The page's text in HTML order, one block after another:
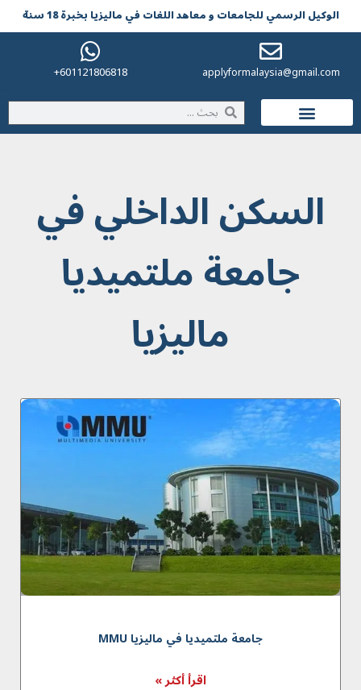
الوکیل الرسمي للجامعات و معاهد اللغات في مالیزیا بخبرة 18 سنة
applyformalaysia@gmail.com
601121806818+
السكن الداخلي في
جامعة ملتميديا
ماليزيا
جامعة ملتميديا في ماليزيا MMU
اقرأ أكثر »